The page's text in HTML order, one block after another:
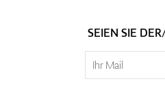
SEIEN SIE